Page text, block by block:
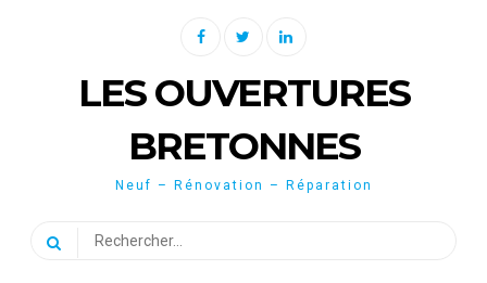
FacebookTwitterLinkedin
LES OUVERTURES
BRETONNES
Neuf – Rénovation – Réparation
Rechercher :